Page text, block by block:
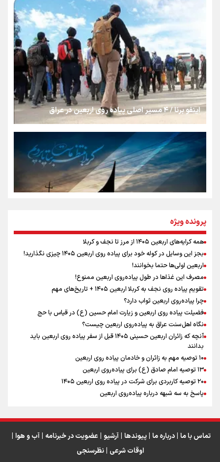
روایت ایران از کنار مردم
از طلوع خیابان‌ها تا غروب اشک
جمله‌ای که بغض چهارماهه را شکست؛ «آهای مردم، آقا از
تهران رفتند»
سه حسرتی که به دلم ماند
مومنِ مقتدرِ مظلوم
رابطه کارگر و کارفرما در اندیشه رهبر شهید: از تضاد به
زوجیت
اقتدار علمی و استقلال ملی؛ میراث رهبر شهید که با خون
ماندگار شد
اینفو برنا / ۴ مسیر اصلی پیاده روی اربعین در عراق
اینفو برنا / توصیه‌هایی طلایی برای پیاده روی اربعین
اینفو برنا / جدول کامل فاصله مرز شلمچه تا شهرهای زیارتی
عراق
پرونده ویژه
همه کرایه‌های اربعین ۱۴۰۵ از مرز تا نجف و کربلا
بجز این وسایل در کوله خود برای پیاده روی اربعین ۱۴۰۵ چیزی نگذارید!
اربعین اولی‌ها حتما بخوانند!
مصرف این غذاها در طول پیاده‌روی اربعین ممنوع!
تقویم پیاده روی نجف به کربلا اربعین ۱۴۰۵ + تاریخ‌های مهم
چرا پیاده‌روی اربعین ثواب دارد؟
فضیلت پیاده روی اربعین و زیارت امام حسین (ع) در قیاس با حج
نگاه اهل‌سنت عراق به پیاده‌روی اربعین چیست؟
آنچه که زائران اربعین حسینی ۱۴۰۵ قبل از سفر پیاده روی اربعین باید
بدانند
۱۰ توصیه مهم به زائران و خادمان پیاده روی اربعین
۱۳ توصیه امام صادق (ع) برای پیاده‌روی اربعین
۲۰ توصیه کاربردی برای شرکت در پیاده روی اربعین ۱۴۰۵
پاسخ به سه‌ شبهه درباره پیاده‌روی اربعین
تماس با ما درباره ما پیوندها آرشیو عضویت در خبرنامه آب و هوا
اوقات شرعی نظرسنجی